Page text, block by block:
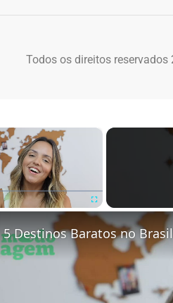
Todos os direitos
×
Fullscreen
5 Destinos Baratos no